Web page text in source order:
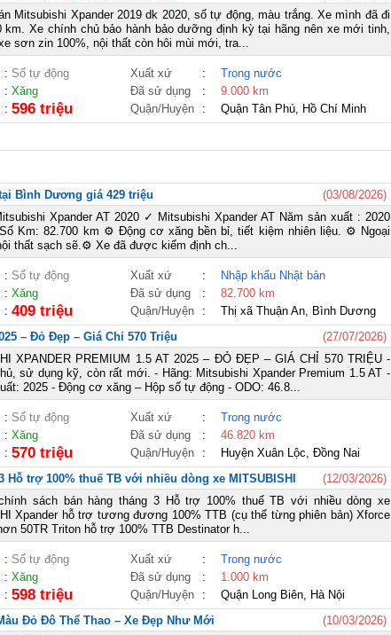
Mitsubishi Xpander 2019 dk 2020, số tự động, màu trắng. Xe mình đã đi
km. Xe chính chủ bảo hành bảo dưỡng định kỳ tại hãng nên xe mới tinh,
sơn zin 100%, nội thất còn hôi mùi mới, tra...
: Số tự động Xuất xứ :
Trong nước
: Xăng Đã sử dụng :
9.000 km
: 596 triệu Quận/Huyện : Quận Tân Phú, Hồ Chí Minh
Bình Dương giá 429 triệu
(03/08/2026)
Xpander AT 2020 ✓ Mitsubishi Xpander AT Năm sản xuất : 2020
Km: 82.700 km ⚙️ Động cơ xăng bền bỉ, tiết kiệm nhiên liệu. ⚙️ Ngoại
thất sạch sẽ.⚙️ Xe đã được kiểm định ch...
: Số tự động Xuất xứ :
Nhập khẩu Nhật bản
: Xăng Đã sử dụng :
82.700 km
: 409 triệu Quận/Huyện : Thị xã Thuận An, Bình Dương
– Đỏ Đẹp – Giá Chỉ 570 Triệu
(27/07/2026)
XPANDER PREMIUM 1.5 AT 2025 – ĐỎ ĐẸP – GIÁ CHỈ 570 TRIỆU -
sử dụng kỹ, còn rất mới. - Hãng: Mitsubishi Xpander Premium 1.5 AT -
2025 - Động cơ xăng – Hộp số tự động - ODO: 46.8...
: Số tự động Xuất xứ :
Trong nước
: Xăng Đã sử dụng :
46.820 km
: 570 triệu Quận/Huyện : Huyện Xuân Lộc, Đồng Nai
trợ 100% thuế TB với nhiều dòng xe MITSUBISHI
(12/03/2026)
sách bán hàng tháng 3 Hỗ trợ 100% thuế TB với nhiều dòng xe
Xpander hỗ trợ tương đương 100% TTB (cụ thể từng phiên bản) Xforce
50TR Triton hỗ trợ 100% TTB Destinator h...
: Số tự động Xuất xứ :
Trong nước
: Xăng Đã sử dụng :
1.000 km
: 598 triệu Quận/Huyện : Quận Long Biên, Hà Nội
Đỏ Đô Thể Thao – Xe Đẹp Như Mới
(10/03/2026)